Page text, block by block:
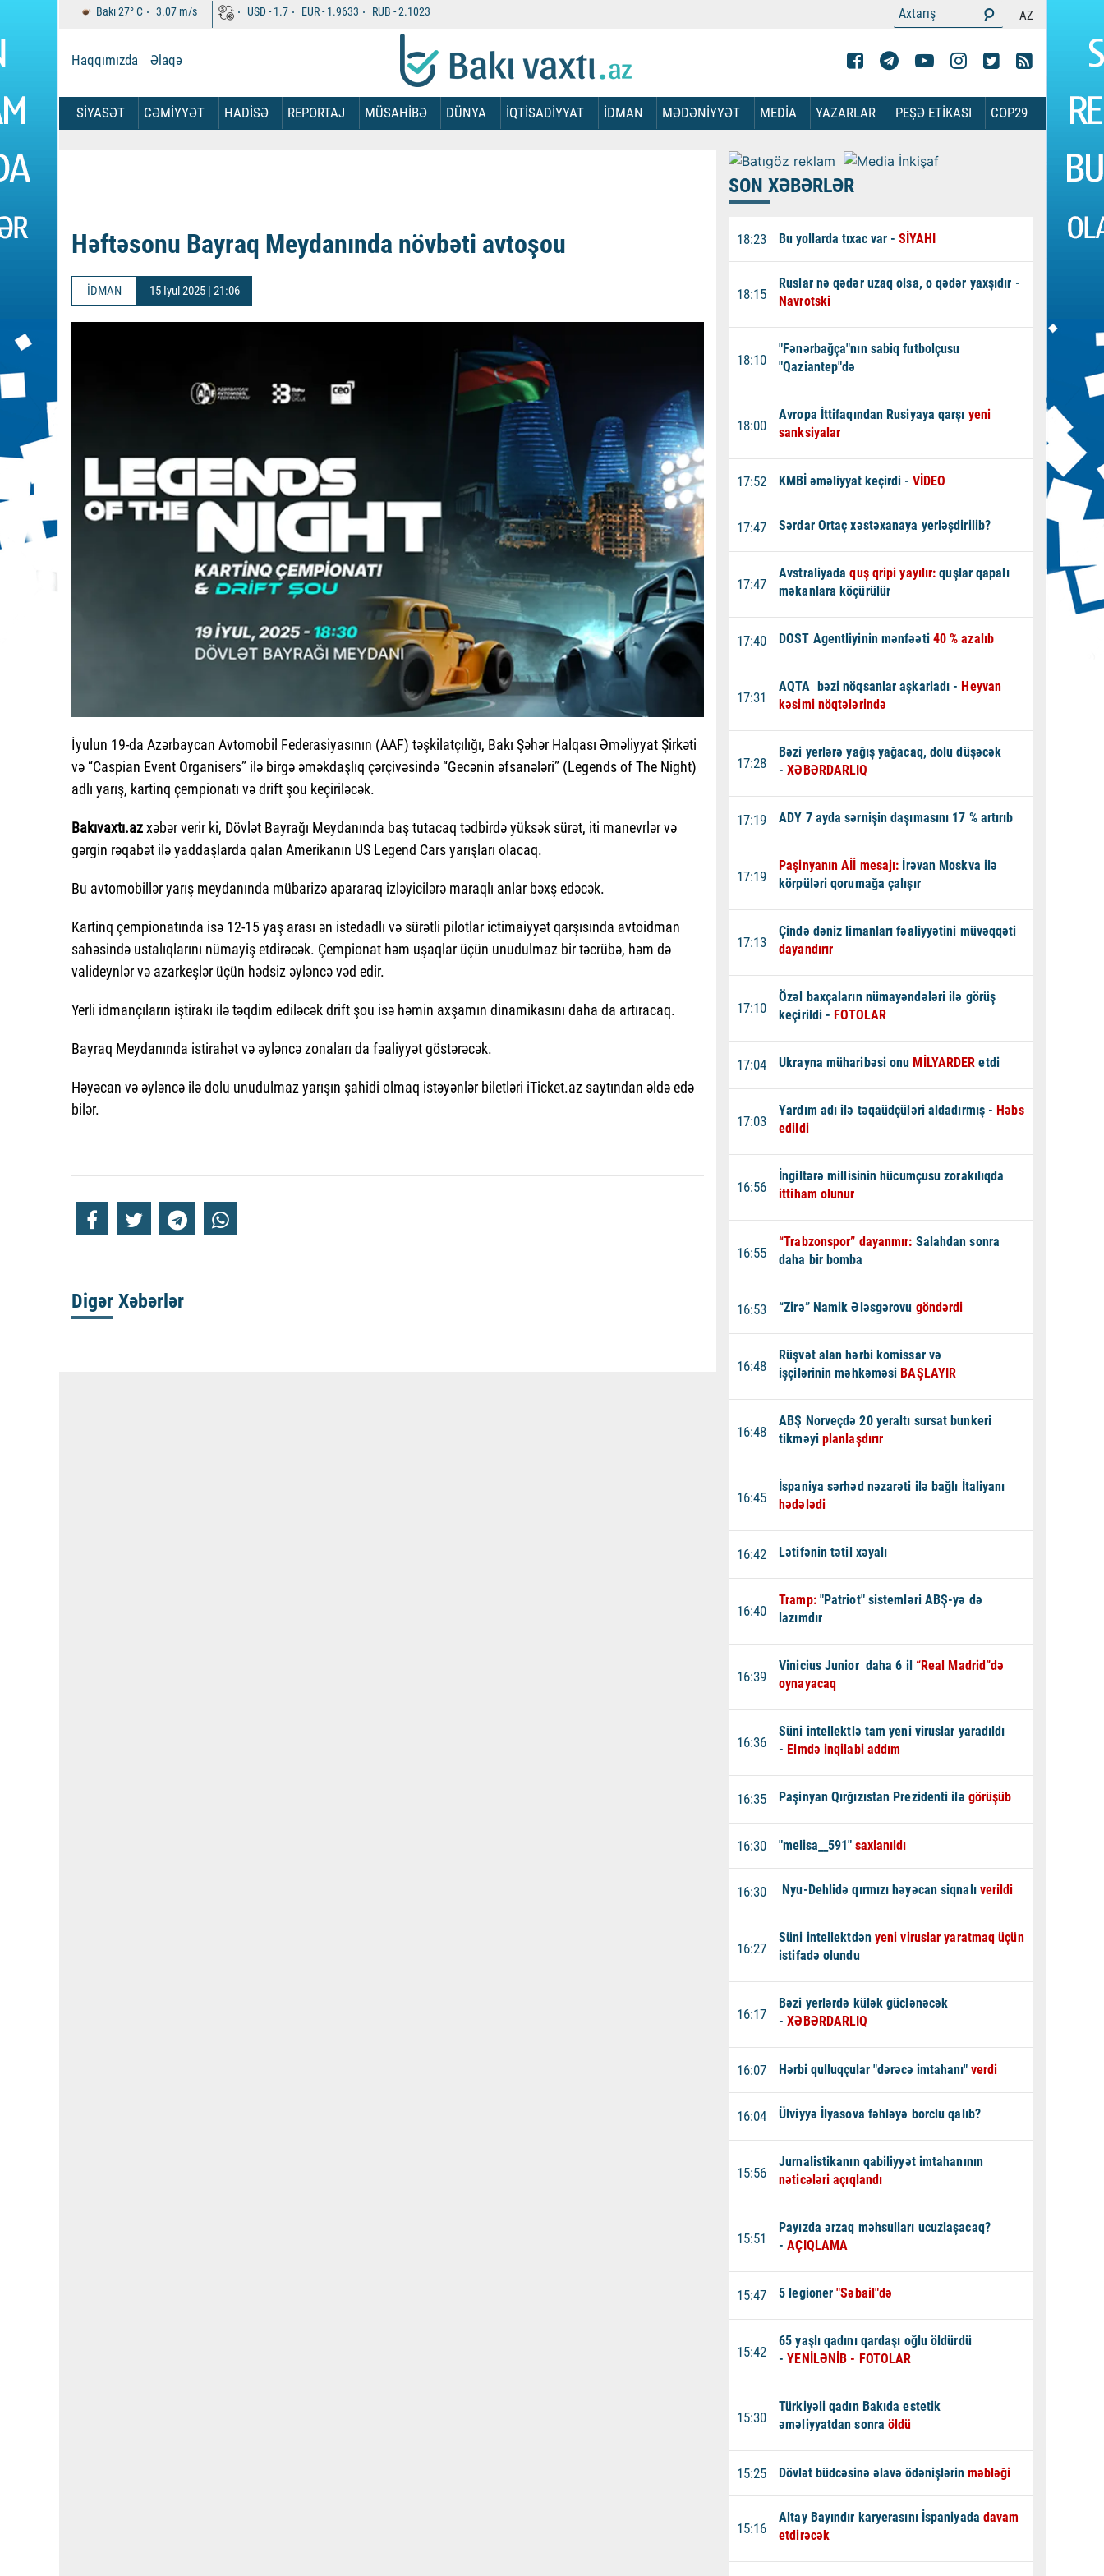
Bakı27°C 3.07m/s USD -1.7 EUR -1.9633 RUB -2.1023 AZ
Haqqımızda Əlaqə
SİYASƏT CƏMİYYƏT HADİSƏ REPORTAJ MÜSAHİBƏ DÜNYA İQTİSADİYYAT İDMAN MƏDƏNİYYƏT MEDİA YAZARLAR PEŞƏ ETİKASI COP29
Həftəsonu Bayraq Meydanında növbəti avtoşou
İDMAN 15 Iyul 2025 | 21:06
İyulun 19-da Azərbaycan Avtomobil Federasiyasının (AAF) təşkilatçılığı, Bakı Şəhər Halqası Əməliyyat Şirkəti
və “Caspian Event Organisers” ilə birgə əməkdaşlıq çərçivəsində “Gecənin əfsanələri” (Legends of The Night)
adlı yarış, kartinq çempionatı və drift şou keçiriləcək.
Bakıvaxtı.azxəbər verir ki, Dövlət Bayrağı Meydanında baş tutacaq tədbirdə yüksək sürət, iti manevrlər və
gərgin rəqabət ilə yaddaşlarda qalan Amerikanın US Legend Cars yarışları olacaq.
Bu avtomobillər yarış meydanında mübarizə apararaq izləyicilərə maraqlı anlar bəxş edəcək.
Kartinq çempionatında isə 12-15 yaş arası ən istedadlı və sürətli pilotlar ictimaiyyət qarşısında avtoidman
sahəsində ustalıqlarını nümayiş etdirəcək. Çempionat həm uşaqlar üçün unudulmaz bir təcrübə, həm də
valideynlər və azarkeşlər üçün hədsiz əyləncə vəd edir.
Yerli idmançıların iştirakı ilə təqdim ediləcək drift şou isə həmin axşamın dinamikasını daha da artıracaq.
Bayraq Meydanında istirahət və əyləncə zonaları da fəaliyyət göstərəcək.
Həyəcan və əyləncə ilə dolu unudulmaz yarışın şahidi olmaq istəyənlər biletləri iTicket.az saytından əldə edə
bilər.
Digər Xəbərlər
SON XƏBƏRLƏR
18:23 Bu yollarda tıxac var -SİYAHI
18:15
Ruslar nə qədər uzaq olsa, o qədər yaxşıdır -
Navrotski
18:10
"Fənərbağça"nın sabiq futbolçusu
"Qaziantep"də
18:00
Avropa İttifaqından Rusiyaya qarşı yeni
sanksiyalar
17:52 KMBİ əməliyyat keçirdi -VİDEO
17:47 Sərdar Ortaç xəstəxanaya yerləşdirilib?
17:47
Avstraliyadaquş qripi yayılır: quşlar qapalı
məkanlara köçürülür
17:40 DOST Agentliyinin mənfəəti 40 % azalıb
17:31
AQTA bəzi nöqsanlar aşkarladı - Heyvan
kəsimi nöqtələrində
17:28
Bəzi yerlərə yağış yağacaq, dolu düşəcək
-XƏBƏRDARLIQ
17:19 ADY 7 ayda sərnişin daşımasını 17 % artırıb
17:19
Paşinyanın Aİİ mesajı: İrəvan Moskva ilə
körpüləri qorumağa çalışır
17:13
Çində dəniz limanları fəaliyyətini müvəqqəti
dayandırır
17:10
Özəl baxçaların nümayəndələri ilə görüş
keçirildi - FOTOLAR
17:04 Ukrayna müharibəsi onu MİLYARDERetdi
17:03
Yardım adı ilə təqaüdçüləri aldadırmış - Həbs
edildi
16:56
İngiltərə millisinin hücumçusu zorakılıqda
ittiham olunur
16:55
“Trabzonspor” dayanmır: Salahdan sonra
daha bir bomba
16:53 “Zirə” Namik Ələsgərovu göndərdi
16:48
Rüşvət alan hərbi komissar və
işçilərinin məhkəməsi BAŞLAYIR
16:48
ABŞ Norveçdə 20 yeraltı sursat bunkeri
tikməyiplanlaşdırır
16:45
İspaniya sərhəd nəzarəti ilə bağlı İtaliyanı
hədələdi
16:42 Lətifənin tətil xəyalı
16:40
Tramp:"Patriot" sistemləri ABŞ-yə də
lazımdır
16:39
Vinicius Junior daha 6 il “Real Madrid”də
oynayacaq
16:36
Süni intellektlə tam yeni viruslar yaradıldı
- Elmdə inqilabi addım
16:35 Paşinyan Qırğızıstan Prezidenti ilə görüşüb
16:30 "melisa__591"saxlanıldı
16:30 Nyu-Dehlidə qırmızı həyəcan siqnalıverildi
16:27
Süni intellektdən yeni viruslar yaratmaq üçün
istifadə olundu
16:17
Bəzi yerlərdə külək güclənəcək
-XƏBƏRDARLIQ
16:07 Hərbi qulluqçular "dərəcə imtahanı"verdi
16:04 Ülviyyə İlyasova fəhləyə borclu qalıb?
15:56
Jurnalistikanın qabiliyyət imtahanının
nəticələri açıqlandı
15:51
Payızda ərzaq məhsulları ucuzlaşacaq?
-AÇIQLAMA
15:47 5 legioner"Səbail"də
15:42
65 yaşlı qadını qardaşı oğlu öldürdü
-YENİLƏNİB - FOTOLAR
15:30
Türkiyəli qadın Bakıda estetik
əməliyyatdan sonraöldü
15:25 Dövlət büdcəsinə əlavə ödənişlərinməbləği
15:16
Altay Bayındır karyerasını İspaniyada davam
etdirəcək